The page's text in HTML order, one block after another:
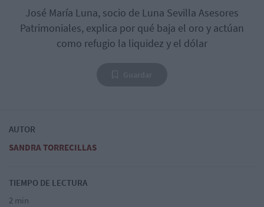
José María Luna, socio de Luna Sevilla Asesores
Patrimoniales, explica por qué baja el oro y actúan
como refugio la liquidez y el dólar
AUTOR
SANDRA TORRECILLAS
TIEMPO DE LECTURA
2 min